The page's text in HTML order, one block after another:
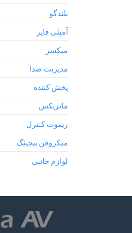
بلندگو
آمپلی فایر
میکسر
مدیریت صدا
پخش کننده
ماتریکس
ریموت کنترل
میکروفن پیجینگ
لوازم جانبی